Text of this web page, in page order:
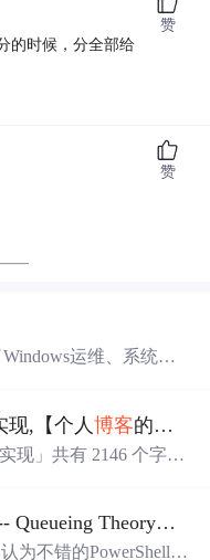
的时候，分全部给
赞
赞
运维、系统排
集（封装/优化/工
工具、MacOS/iOS技
师和技术爱好者系统
现,【个人博客的设计与实现】基于PHP的个人
现」共有 2146 个字，
，请使用网站顶部的
然不乏优秀之作，但
PowerShell技术文章翻译#1 -- Queueing Theory，献给繁忙的
为不错的PowerShell技